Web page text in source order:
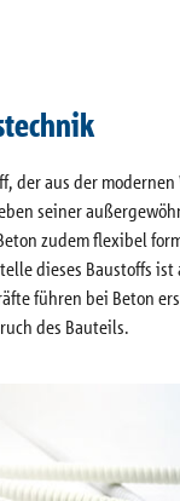
Deutsch
der aus der
seiner
zudem flexibel
dieses Baustoffs
führen bei Beton
des Bauteils.